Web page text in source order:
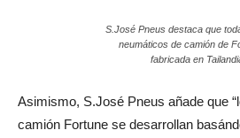
S.José Pneus destaca que
neumáticos de camión de
fabricada en
Asimismo, S.José Pneus añade que
camión Fortune se desarrollan